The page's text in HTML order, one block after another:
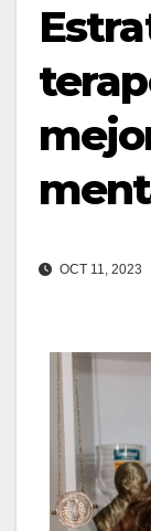
OCT 11, 2023